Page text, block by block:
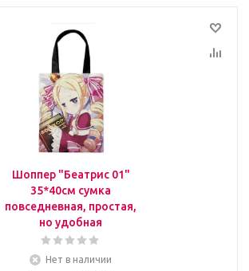
Шоппер "Беатрис 01"
35*40см сумка
повседневная, простая,
но удобная
Нет в наличии